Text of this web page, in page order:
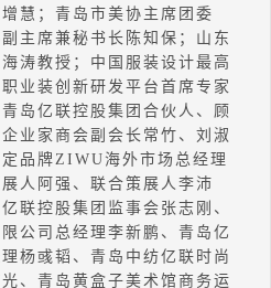
慧；青岛市美协主席团委
主席兼秘书长陈知保；山东
涛教授；中国服装设计最高
业装创新研发平台首席专家
岛亿联控股集团合伙人、顾
业家商会副会长常竹、刘淑
品牌ZIWU 海外市场总经理
人阿强、联合策展人李沛
联控股集团监事会张志刚、
公司总经理李新鹏、青岛亿
杨彧韬、青岛中纺亿联时尚
、青岛黄盒子美术馆商务运